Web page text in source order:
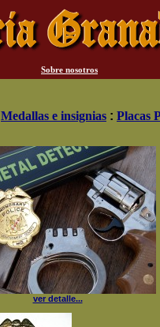
Sobre nosotros
Medallas e insignias : Placas
ver detalle...